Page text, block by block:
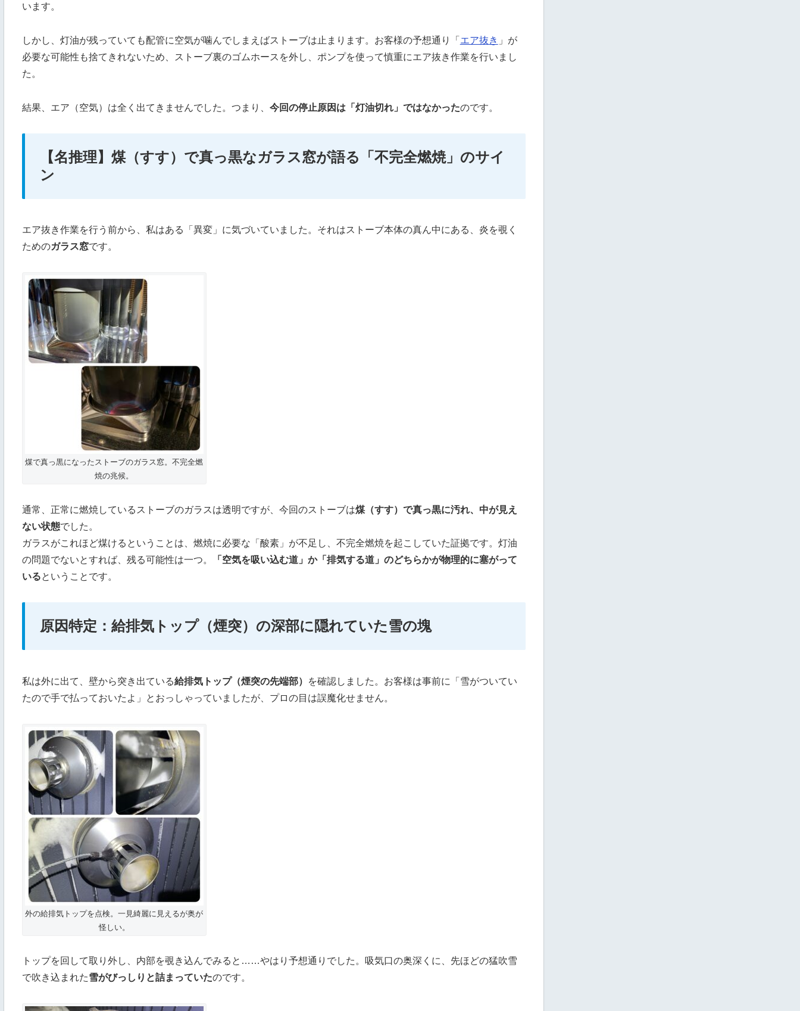
います。
しかし、灯油が残っていても配管に空気が噛んでしまえばストーブは止まります。お客様の予想通り「 エア抜き 」が
必要な可能性も捨てきれないため、ストーブ裏のゴムホースを外し、ポンプを使って慎重にエア抜き作業を行いまし
た。
結果、エア（空気）は全く出てきませんでした。つまり、 今回の停止原因は「灯油切れ」ではなかったのです。
【名推理】煤（すす）で真っ黒なガラス窓が語る「不完全燃焼」のサイ
ン
エア抜き作業を行う前から、私はある「異変」に気づいていました。それはストーブ本体の真ん中にある、炎を覗く
ためのガラス窓です。
煤で真っ黒になったストーブのガラス窓。不完全燃
焼の兆候。
通常、正常に燃焼しているストーブのガラスは透明ですが、今回のストーブは煤（すす）で真っ黒に汚れ、中が見え
ない状態でした。
ガラスがこれほど煤けるということは、燃焼に必要な「酸素」が不足し、不完全燃焼を起こしていた証拠です。灯油
の問題でないとすれば、残る可能性は一つ。
「空気を吸い込む道」か「排気する道」のどちらかが物理的に塞がって
いるということです。
原因特定：給排気トップ（煙突）の深部に隠れていた雪の塊
私は外に出て、壁から突き出ている給排気トップ（煙突の先端部）
を確認しました。お客様は事前に「雪がついてい
たので手で払っておいたよ」とおっしゃっていましたが、プロの目は誤魔化せません。
外の給排気トップを点検。一見綺麗に見えるが奥が
怪しい。
トップを回して取り外し、内部を覗き込んでみると……やはり予想通りでした。吸気口の奥深くに、先ほどの猛吹雪
で吹き込まれた雪がびっしりと詰まっていたのです。